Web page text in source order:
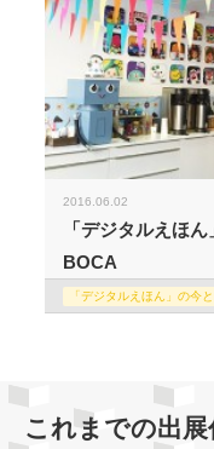
2016.06.02
「デジタルえほ
BOCA
「デジタルえほん」の今
これまでの出展